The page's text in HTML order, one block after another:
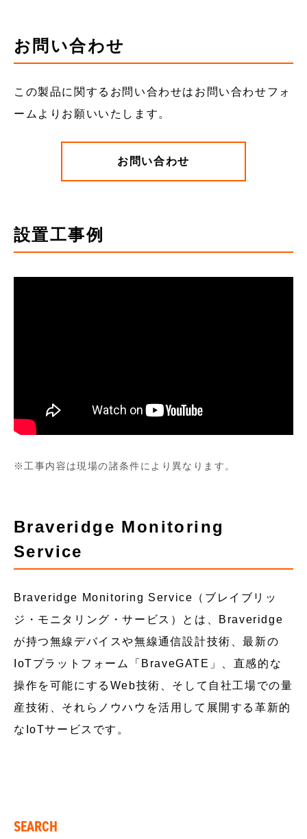
お問い合わせ
この製品に関するお問い合わせはお問い合わせフォ
ームよりお願いいたします。
お問い合わせ
設置工事例
工事内容は現場の諸条件により異なります。
Braveridge Monitoring
Service
Braveridge Monitoring Service（ブレイブリッ
ジ・モニタリング・サービス）とは、Braveridge
が持つ無線デバイスや無線通信設計技術、最新の
IoTプラットフォーム「BraveGATE」、直感的な
操作を可能にするWeb技術、そして自社工場での量
産技術、それらノウハウを活用して展開する革新的
なIoTサービスです。
SEARCH